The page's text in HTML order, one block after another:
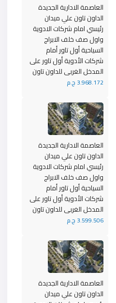
العاصمة الادارية الجديدة
الداون تاون علي ميدان
رئيسي امام شركات الادوية
واول صف خلف الابراج
السياحية أول تاور أمام
شركات الأدوية أول تاور على
المدخل الغربى للداون تاون
3.968.172 ج.م
العاصمة الادارية الجديدة
الداون تاون علي ميدان
رئيسي امام شركات الادوية
واول صف خلف الابراج
السياحية أول تاور أمام
شركات الأدوية أول تاور على
المدخل الغربى للداون تاون
3.599.506 ج.م
العاصمة الادارية الجديدة
الداون تاون علي ميدان